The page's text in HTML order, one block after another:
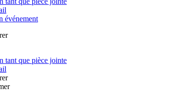
événement
tant que pièce jointe